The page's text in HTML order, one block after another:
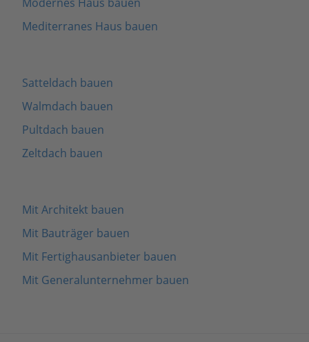
Mediterranes Haus bauen
Satteldach bauen
Walmdach bauen
Pultdach bauen
Zeltdach bauen
Mit Architekt bauen
Mit Bauträger bauen
Mit Fertighausanbieter bauen
Mit Generalunternehmer bauen